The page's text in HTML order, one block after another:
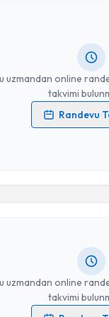
uzmandan online
takvimi
Randevu
verilerimin işlenmesine
Takvim
uzmandan online
takvimi
Şinasi
bu uzmandan